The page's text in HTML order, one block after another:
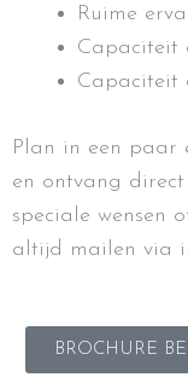
Ruime
Capaciteit
Capaciteit
Plan in een paar
en ontvang
speciale wensen
altijd mailen via
BROCHURE